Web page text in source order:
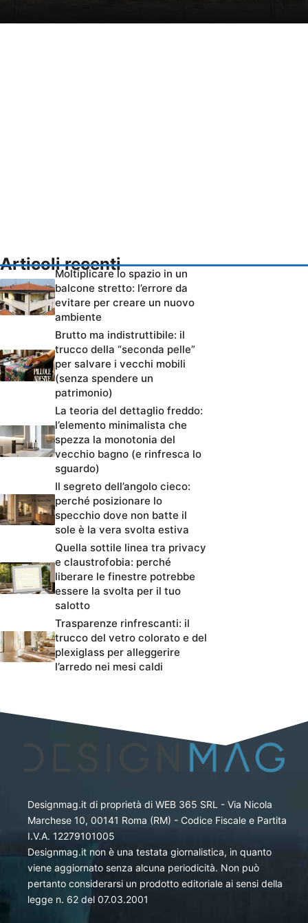
Articoli recenti
Moltiplicare lo spazio in un
balcone stretto: l’errore da
evitare per creare un nuovo
ambiente
Brutto ma indistruttibile: il
trucco della “seconda pelle”
per salvare i vecchi mobili
(senza spendere un
patrimonio)
La teoria del dettaglio freddo:
l’elemento minimalista che
spezza la monotonia del
vecchio bagno (e rinfresca lo
sguardo)
Il segreto dell’angolo cieco:
perché posizionare lo
specchio dove non batte il
sole è la vera svolta estiva
Quella sottile linea tra privacy
e claustrofobia: perché
liberare le finestre potrebbe
essere la svolta per il tuo
salotto
Trasparenze rinfrescanti: il
trucco del vetro colorato e del
plexiglass per alleggerire
l’arredo nei mesi caldi
Designmag.it di proprietà di WEB 365 SRL - Via Nicola
Marchese 10, 00141 Roma (RM) - Codice Fiscale e Partita
I.V.A. 12279101005
Designmag.it non è una testata giornalistica, in quanto
viene aggiornato senza alcuna periodicità. Non può
pertanto considerarsi un prodotto editoriale ai sensi della
legge n. 62 del 07.03.2001